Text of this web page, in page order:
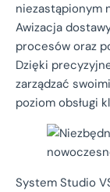
niezastąpionym
Awizacja
procesów oraz
Dzięki
zarządzać
poziom obsługi
System Studio